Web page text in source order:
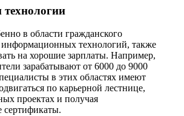
в области гражданского
информационных технологий, также
на хорошие зарплаты. Например,
зарабатывают от 6000 до 9000
в этих областях имеют
по карьерной лестнице,
проектах и получая
сертификаты.